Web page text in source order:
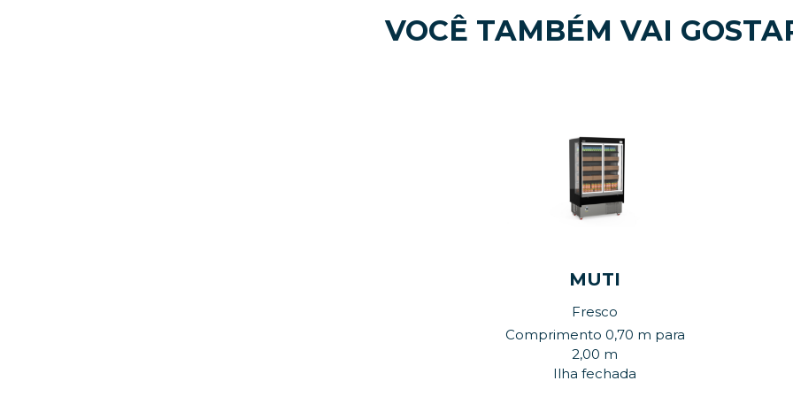
VOCÊ TAMBÉM VAI
MUTI
Fresco
Comprimento 0,70 m para
2,00 m
Ilha fechada